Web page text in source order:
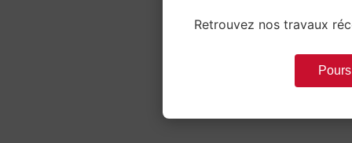
Retrouvez nos travaux